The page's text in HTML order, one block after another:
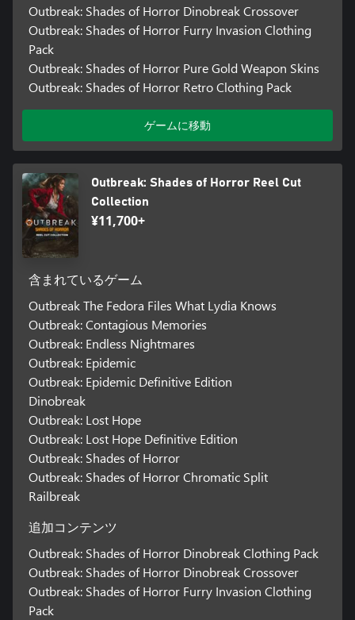
Outbreak: Shades of Horror Dinobreak Crossover
Outbreak: Shades of Horror Furry Invasion Clothing
Pack
Outbreak: Shades of Horror Pure Gold Weapon Skins
Outbreak: Shades of Horror Retro Clothing Pack
ゲームに移動
Outbreak: Shades of Horror Reel Cut
Collection
¥11,700+
含まれているゲーム
Outbreak The Fedora Files What Lydia Knows
Outbreak: Contagious Memories
Outbreak: Endless Nightmares
Outbreak: Epidemic
Outbreak: Epidemic Definitive Edition
Dinobreak
Outbreak: Lost Hope
Outbreak: Lost Hope Definitive Edition
Outbreak: Shades of Horror
Outbreak: Shades of Horror Chromatic Split
Railbreak
追加コンテンツ
Outbreak: Shades of Horror Dinobreak Clothing Pack
Outbreak: Shades of Horror Dinobreak Crossover
Outbreak: Shades of Horror Furry Invasion Clothing
Pack